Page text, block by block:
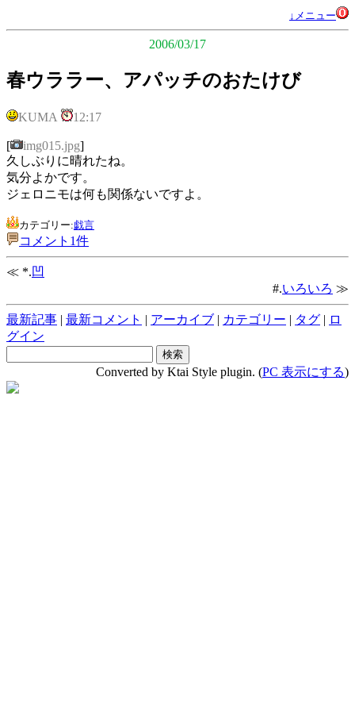
↓メニュー
2006/03/17
春ウララー、アパッチのおたけび
KUMA 12:17
[ img015.jpg]
久しぶりに晴れたね。
気分よかです。
ジェロニモは何も関係ないですよ。
カテゴリー:戯言
コメント1件
≪ *.凹
#.いろいろ ≫
最新記事 | 最新コメント | アーカイブ | カテゴリー | タグ | ロ
グイン
Converted by Ktai Style plugin. (PC 表示にする)